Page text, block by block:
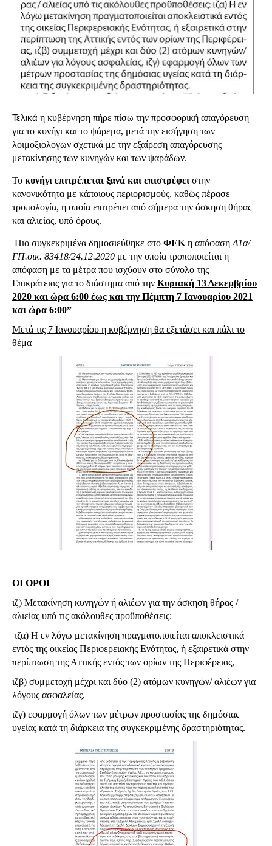
Τελικά η κυβέρνηση πήρε πίσω την προσφορική απαγόρευση
για το κυνήγι και το ψάρεμα, μετά την εισήγηση των
λοιμοξιολογων σχετικά με την εξαίρεση απαγόρευσης
μετακίνησης των κυνηγών και των ψαράδων.
Το κυνήγι επιτρέπεται ξανά και επιστρέφει στην
κανονικότητα με κάποιους περιορισμούς, καθώς πέρασε
τροπολογία, η οποία επιτρέπει από σήμερα την άσκηση θήρας
και αλιείας, υπό όρους.
Πιο συγκεκριμένα δημοσιεύθηκε στο ΦΕΚ η απόφαση Δ1α/
ΓΠ.οικ. 83418/24.12.2020 με την οποία τροποποιείται η
απόφαση με τα μέτρα που ισχύουν στο σύνολο της
Επικράτειας για το διάστημα από την Κυριακή 13 Δεκεμβρίου
2020 και ώρα 6:00 έως και την Πέμπτη 7 Ιανουαρίου 2021
και ώρα 6:00”
Μετά τις 7 Ιανουαρίου η κυβέρνηση θα εξετάσει και πάλι το
θέμα
ΟΙ ΟΡΟΙ
ιζ) Μετακίνηση κυνηγών ή αλιέων για την άσκηση θήρας /
αλιείας υπό τις ακόλουθες προϋποθέσεις:
ιζα) Η εν λόγω μετακίνηση πραγματοποιείται αποκλειστικά
εντός της οικείας Περιφερειακής Ενότητας, ή εξαιρετικά στην
περίπτωση της Αττικής εντός των ορίων της Περιφέρειας,
ιζβ) συμμετοχή μέχρι και δύο (2) ατόμων κυνηγών/ αλιέων για
λόγους ασφαλείας,
ιζγ) εφαρμογή όλων των μέτρων προστασίας της δημόσιας
υγείας κατά τη διάρκεια της συγκεκριμένης δραστηριότητας.